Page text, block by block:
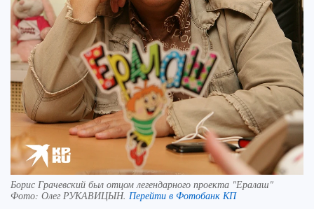
Борис Грачевский был отцом легендарного проекта "Ералаш"
Фото: Олег РУКАВИЦЫН. Перейти в Фотобанк КП